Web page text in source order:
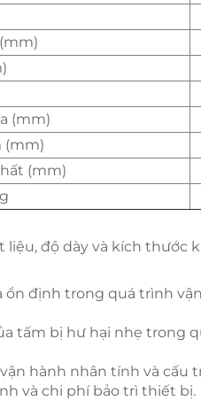
(mm)
(mm)
(mm)
độ dày và kích thước
ổn định trong quá trình
tấm bị hư hại nhẹ trong
hành nhân tính và cấu
và chi phí bảo trì thiết bị.